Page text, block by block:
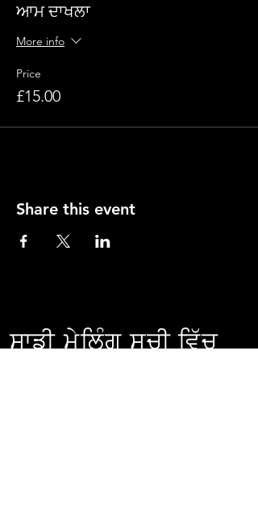
ਆਮ ਦਾਖਲਾ
More info
Price
£15.00
Share this event
ਸਾਡੀ ਮੇਲਿੰਗ ਸੂਚੀ ਵਿੱਚ